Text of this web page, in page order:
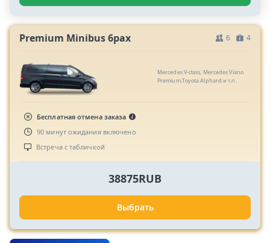
Premium Minibus 6pax 6 4
Mercedes V-class, Mercedes Viano
Premium,Toyota Alphard и т.п.
Бесплатная отмена заказа
90 минут ожидания включено
Встреча с табличкой
38875RUB
Выбрать